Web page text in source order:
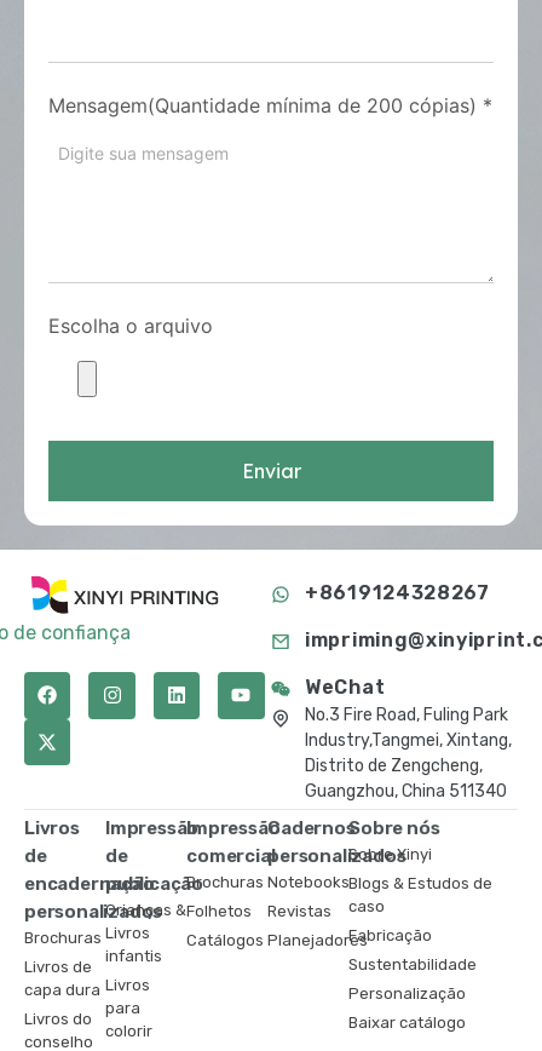
Mensagem(Quantidade mínima de 200 cópias) *
Escolha o arquivo
Enviar
de confiança
+8619124328267
WeChat
No.3 Fire Road, Fuling Park
Industry,Tangmei, Xintang,
Distrito de Zengcheng,
Guangzhou, China 511340
Livros
de
encadernação
personalizados
Brochuras
Livros de
capa dura
Livros do
conselho
Impressão
de
publicação
Crianças &
Livros
infantis
Livros
para
colorir
Impressão
comercial
Brochuras
Folhetos
Catálogos
Cadernos
personalizados
Notebooks
Revistas
Planejadores
Sobre nós
Sobre Xinyi
Blogs & Estudos de
caso
Fabricação
Sustentabilidade
Personalização
Baixar catálogo